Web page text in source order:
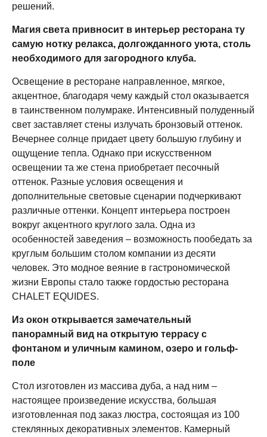
решений.
Магия света привносит в интерьер ресторана ту
самую нотку релакса, долгожданного уюта, столь
необходимого для загородного клуба.
Освещение в ресторане направленное, мягкое,
акцентное, благодаря чему каждый стол оказывается
в таинственном полумраке. Интенсивный полуденный
свет заставляет стены излучать бронзовый оттенок.
Вечернее солнце придает цвету большую глубину и
ощущение тепла. Однако при искусственном
освещении та же стена приобретает песочный
оттенок. Разные условия освещения и
дополнительные световые сценарии подчеркивают
различные оттенки. Концепт интерьера построен
вокруг акцентного круглого зала. Одна из
особенностей заведения – возможность пообедать за
круглым большим столом компании из десяти
человек. Это модное веяние в гастрономической
жизни Европы стало также гордостью ресторана
CHALET EQUIDES.
Из окон открывается замечательный
панорамный вид на открытую террасу с
фонтаном и уличным камином, озеро и гольф-
поле
Стол изготовлен из массива дуба, а над ним –
настоящее произведение искусства, большая
изготовленная под заказ люстра, состоящая из 100
стеклянных декоративных элементов. Камерный